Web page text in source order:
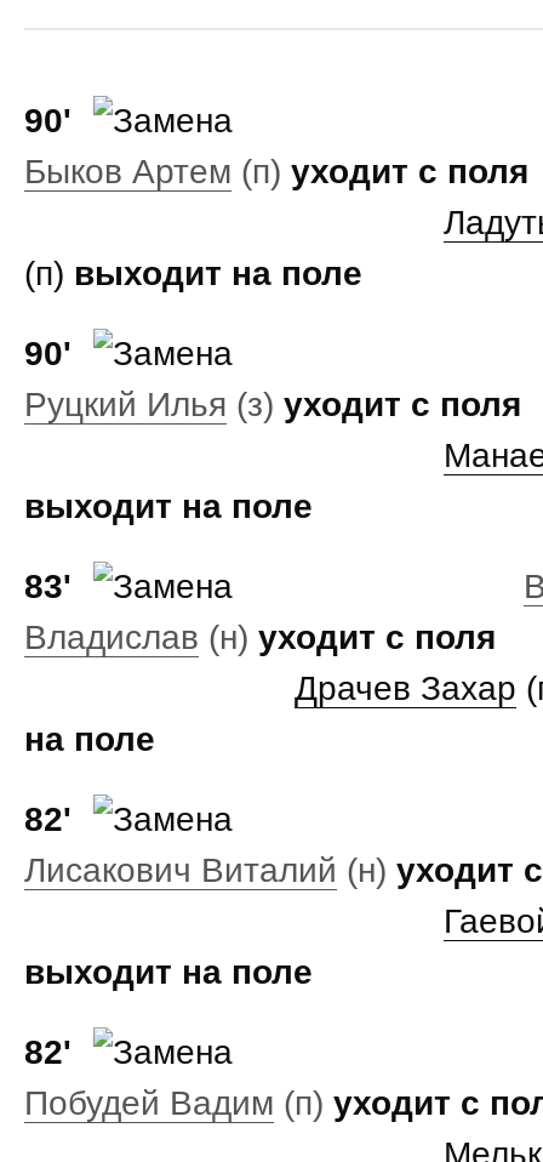
90'
Быков Артем (п) уходит с поля
(п) выходит на поле
90'
Руцкий Илья (з) уходит с поля
выходит на поле
83'
Владислав (н) уходит с поля
Драчев Захар
на поле
82'
Лисакович Виталий (н) уходит
выходит на поле
82'
Побудей Вадим (п) уходит с